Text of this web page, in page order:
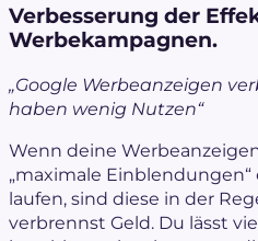
Verbesserung der
Werbekampagnen.
„Google Werbeanzeigen
haben wenig Nutzen“
Wenn deine
„maximale Einblendungen“
laufen, sind diese in der
verbrennst Geld. Du lässt